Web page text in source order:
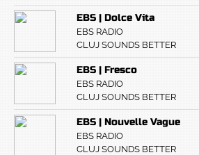
EBS | Dolce Vita
EBS RADIO
CLUJ SOUNDS BETTER
EBS | Fresco
EBS RADIO
CLUJ SOUNDS BETTER
EBS | Nouvelle Vague
EBS RADIO
CLUJ SOUNDS BETTER